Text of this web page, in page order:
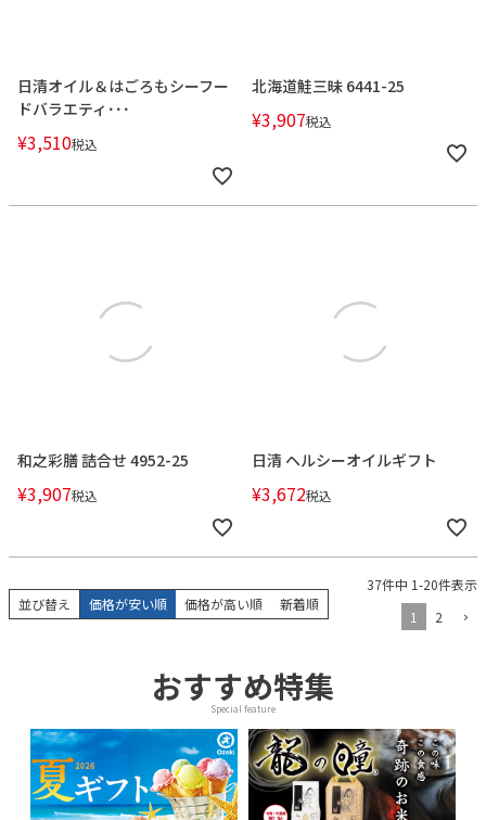
日清オイル＆はごろもシーフー
ドバラエティ･･･
¥3,510税込
北海道鮭三昧 6441-25
¥3,907税込
和之彩膳 詰合せ 4952-25
¥3,907税込
日清 ヘルシーオイルギフト
¥3,672税込
並び替え 価格が安い順 価格が高い順 新着順
37件中 1-20件表示
1
2
おすすめ特集
Special feature